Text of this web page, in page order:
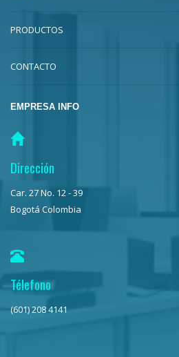
PRODUCTOS
CONTACTO
EMPRESA INFO
Dirección
Car. 27 No. 12 - 39
Bogotá Colombia
Télefono
(601) 208 4141